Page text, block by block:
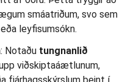
smáatriðum, svo sem
leyfisumsókn.
: Notaðu tungnanlið
viðskiptaáætlunum,